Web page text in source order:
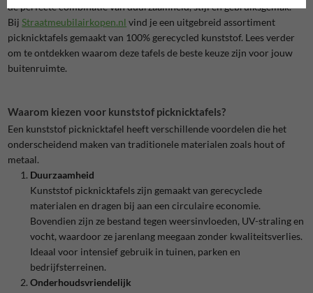
de perfecte combinatie van duurzaamheid, stijl en gebruiksgemak.
BijStraatmeubilairkopen.nl vind je een uitgebreid assortiment
picknicktafels gemaakt van 100% gerecycled kunststof. Lees verder
om te ontdekken waarom deze tafels de beste keuze zijn voor jouw
buitenruimte.
Waarom kiezen voor kunststof picknicktafels?
Een kunststof picknicktafel heeft verschillende voordelen die het
onderscheidend maken van traditionele materialen zoals hout of
metaal.
Duurzaamheid
Kunststof picknicktafels zijn gemaakt van gerecyclede
materialen en dragen bij aan een circulaire economie.
Bovendien zijn ze bestand tegen weersinvloeden, UV-straling en
vocht, waardoor ze jarenlang meegaan zonder kwaliteitsverlies.
Ideaal voor intensief gebruik in tuinen, parken en
bedrijfsterreinen.
Onderhoudsvriendelijk